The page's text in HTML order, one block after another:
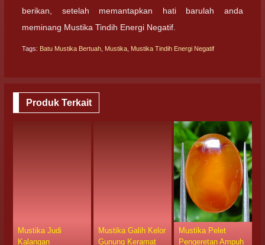
berikan, setelah memantapkan hati barulah anda
meminang Mustika Tindih Energi Negatif.
Tags: Batu Mustika Bertuah Mustika Mustika Tindih Energi Negatif
Produk Terkait
Mustika Judi
Kalangan
Mustika Galih Kelor
Gunung Keramat
Mustika Pelet
Pengeretan Ampuh